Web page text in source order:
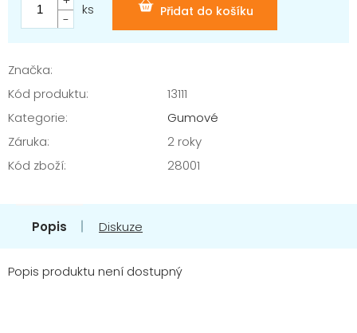
Přidat do košíku
ks
Značka:
Kód produktu:
13111
Kategorie:
Gumové
Záruka:
2 roky
Kód zboží: 28001
Popis Diskuze
Popis produktu není dostupný